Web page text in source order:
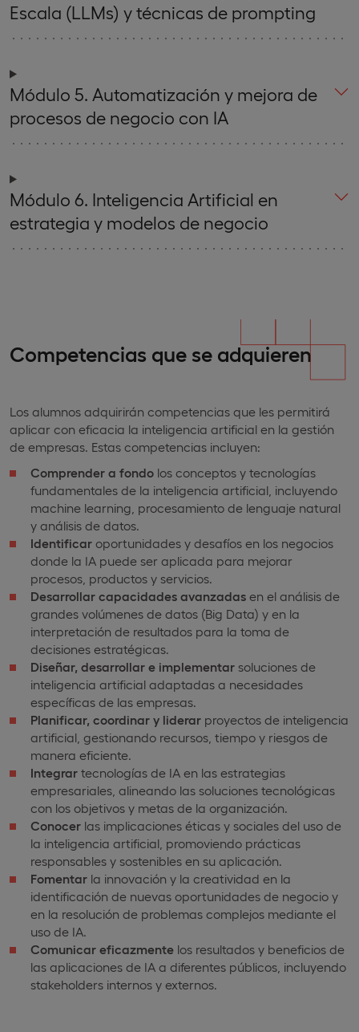
Escala (LLMs) y técnicas de prompting
Módulo 5. Automatización y mejora de
procesos de negocio con IA
Módulo 6. Inteligencia Artificial en
estrategia y modelos de negocio
Competencias que se adquieren
Los alumnos adquirirán competencias que les permitirá
aplicar con eficacia la inteligencia artificial en la gestión
de empresas. Estas competencias incluyen:
Comprender a fondo los conceptos y tecnologías
fundamentales de la inteligencia artificial, incluyendo
machine learning, procesamiento de lenguaje natural
y análisis de datos.
Identificar oportunidades y desafíos en los negocios
donde la IA puede ser aplicada para mejorar
procesos, productos y servicios.
Desarrollar capacidades avanzadas en el análisis de
grandes volúmenes de datos (Big Data) y en la
interpretación de resultados para la toma de
decisiones estratégicas.
Diseñar, desarrollar e implementar soluciones de
inteligencia artificial adaptadas a necesidades
específicas de las empresas.
Planificar, coordinar y liderar proyectos de inteligencia
artificial, gestionando recursos, tiempo y riesgos de
manera eficiente.
Integrar tecnologías de IA en las estrategias
empresariales, alineando las soluciones tecnológicas
con los objetivos y metas de la organización.
Conocer las implicaciones éticas y sociales del uso de
la inteligencia artificial, promoviendo prácticas
responsables y sostenibles en su aplicación.
Fomentar la innovación y la creatividad en la
identificación de nuevas oportunidades de negocio y
en la resolución de problemas complejos mediante el
uso de IA.
Comunicar eficazmente los resultados y beneficios de
las aplicaciones de IA a diferentes públicos, incluyendo
stakeholders internos y externos.